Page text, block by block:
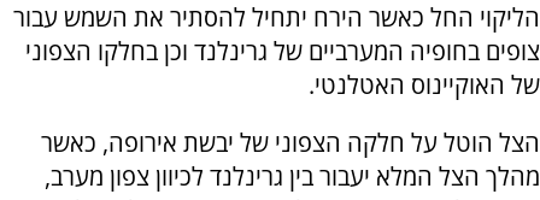
הליקוי החל כאשר הירח יתחיל להסתיר את השמש עבור
צופים בחופיה המערביים של גרינלנד וכן בחלקו הצפוני
של האוקיינוס האטלנטי.
הצל הוטל על חלקה הצפוני של יבשת אירופה, כאשר
מהלך הצל המלא יעבור בין גרינלנד לכיוון צפון מערב,